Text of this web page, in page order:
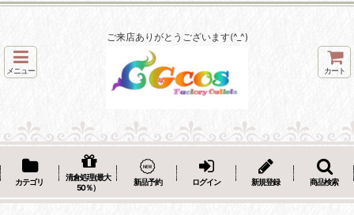
ご来店ありがとうございます(^_^)
メニュー カート
カテゴリ
清倉処理(最大
50％）
新品予約 ログイン 新規登録 商品検索